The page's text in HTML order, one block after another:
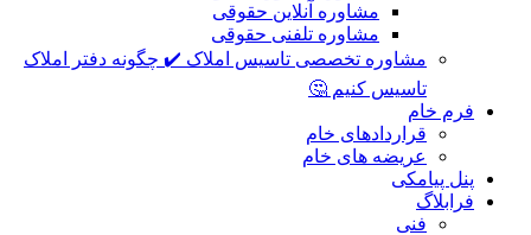
مشاوره آنلاین حقوقی
مشاوره تلفنی حقوقی
مشاوره تخصصی تاسیس املاک ✔️ چگونه دفتر املاک
تاسیس کنیم 🤔
فرم خام
قراردادهای خام
عریضه های خام
پنل پیامکی
فرابلاگ
فنی